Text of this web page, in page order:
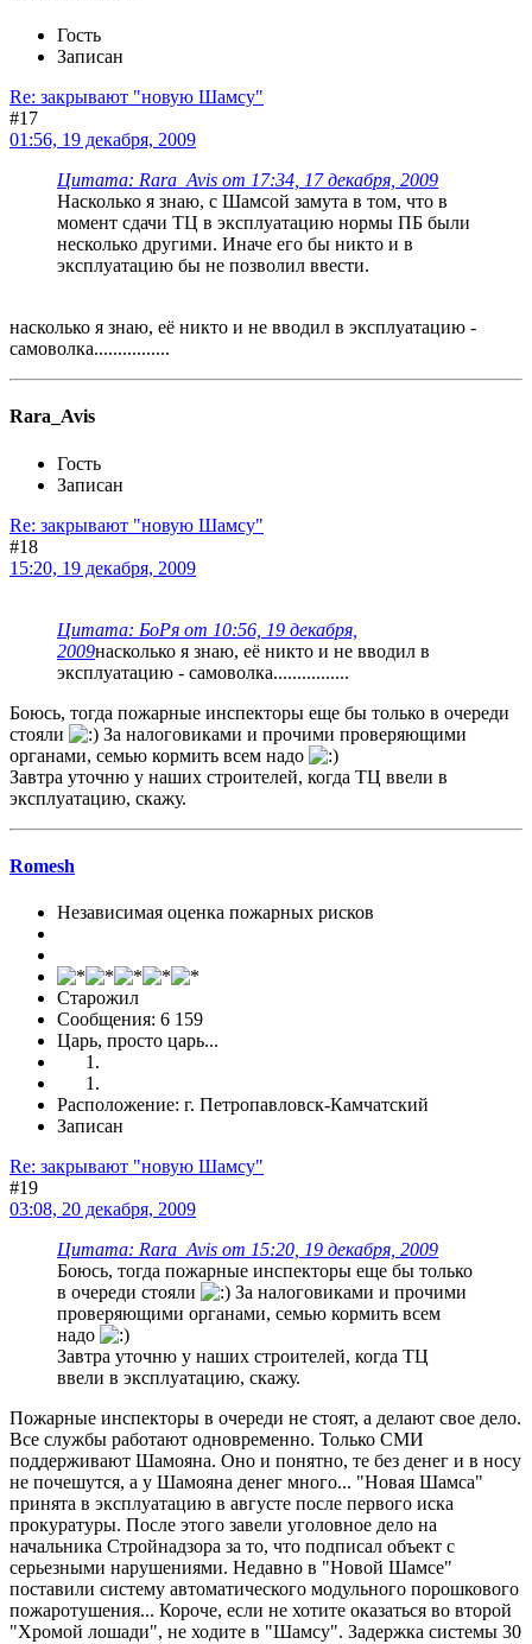
Гость
Записан
Re: закрывают "новую Шамсу"
#17
01:56, 19 декабря, 2009
Цитата: Rara_Avis от 17:34, 17 декабря, 2009
Насколько я знаю, с Шамсой замута в том, что в
момент сдачи ТЦ в эксплуатацию нормы ПБ были
несколько другими. Иначе его бы никто и в
эксплуатацию бы не позволил ввести.
насколько я знаю, её никто и не вводил в эксплуатацию -
самоволка................
Rara_Avis
Гость
Записан
Re: закрывают "новую Шамсу"
#18
15:20, 19 декабря, 2009
Цитата: БоPя от 10:56, 19 декабря,
2009насколько я знаю, её никто и не вводил в
эксплуатацию - самоволка................
Боюсь, тогда пожарные инспекторы еще бы только в очереди
стояли
За налоговиками и прочими проверяющими
органами, семью кормить всем надо
Завтра уточню у наших строителей, когда ТЦ ввели в
эксплуатацию, скажу.
Romesh
Независимая оценка пожарных рисков
Старожил
Сообщения: 6 159
Царь, просто царь...
Расположение: г. Петропавловск-Камчатский
Записан
Re: закрывают "новую Шамсу"
#19
03:08, 20 декабря, 2009
Цитата: Rara_Avis от 15:20, 19 декабря, 2009
Боюсь, тогда пожарные инспекторы еще бы только
в очереди стояли
За налоговиками и прочими
проверяющими органами, семью кормить всем
надо
Завтра уточню у наших строителей, когда ТЦ
ввели в эксплуатацию, скажу.
Пожарные инспекторы в очереди не стоят, а делают свое дело.
Все службы работают одновременно. Только СМИ
поддерживают Шамояна. Оно и понятно, те без денег и в носу
не почешутся, а у Шамояна денег много... "Новая Шамса"
принята в эксплуатацию в августе после первого иска
прокуратуры. После этого завели уголовное дело на
начальника Стройнадзора за то, что подписал объект с
серьезными нарушениями. Недавно в "Новой Шамсе"
поставили систему автоматического модульного порошкового
пожаротушения... Короче, если не хотите оказаться во второй
"Хромой лошади", не ходите в "Шамсу". Задержка системы 30